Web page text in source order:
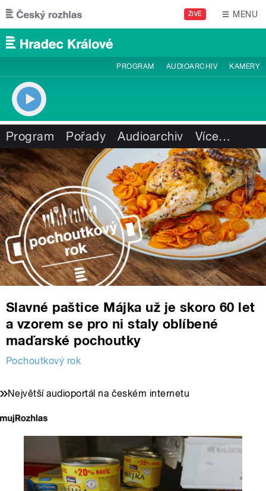
Přejít k hlavnímu obsahu
ŽIVĚ MENU
PROGRAM AUDIOARCHIV KAMERY
Program Pořady Audioarchiv Více…
Slavné paštice Májka už je skoro 60 let
a vzorem se pro ni staly oblíbené
maďarské pochoutky
Pochoutkový rok
Největší audioportál na českém internetu